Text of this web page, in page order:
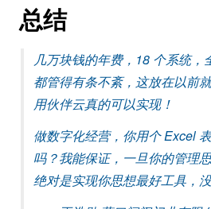
总结
几万块钱的年费，18 个系统，
都管得有条不紊，这放在以前
用伙伴云真的可以实现！
做数字化经营，你用个 Excel
吗？我能保证，一旦你的管理
绝对是实现你思想最好工具，没